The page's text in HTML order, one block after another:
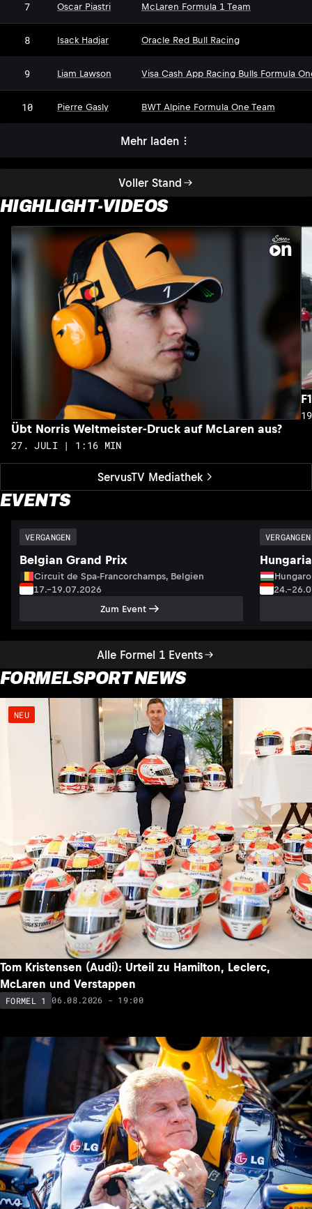
Voller Stand
7 Oscar Piastri McLaren Formula 1 Team
8 Isack Hadjar Oracle Red Bull Racing
9 Liam Lawson Visa Cash App Racing Bulls Formula
10 Pierre Gasly BWT Alpine Formula One Team
Mehr laden
HIGHLIGHT-VIDEOS
ServusTV Mediathek
Übt Norris Weltmeister-Druck auf McLaren aus?
27. JULI | 1:16 MIN
EVENTS
Alle Formel 1 Events
VERGANGEN
Belgian Grand Prix
Circuit de Spa-Francorchamps, Belgien
17.–19.07.2026
Zum Event
VERGANGEN
FORMELSPORT NEWS
NEU
Tom Kristensen (Audi): Urteil zu Hamilton, Leclerc,
McLaren und Verstappen
FORMEL 1 06.08.2026 - 19:00